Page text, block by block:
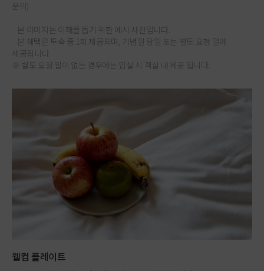
문의)
· 본 이미지는 이해를 돕기 위한 예시 사진입니다.
· 본 헤택은 투숙 중 1회 제공되며, 기념일 당일 또는 별도 요청 일에
제공됩니다.
※ 별도 요청 일이 없는 경우에는 입실 시 객실 내 제공 됩니다.
웰컴 플레이트